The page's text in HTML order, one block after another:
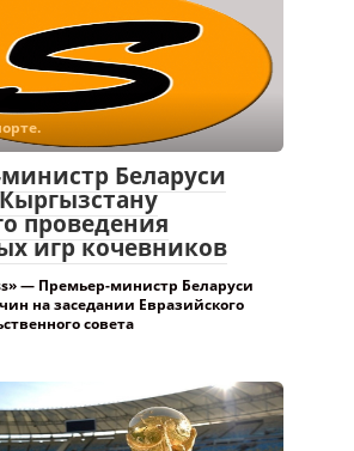
Беларуси
проведения
игр кочевников
— Премьер-министр Беларуси
на заседании Евразийского
совета